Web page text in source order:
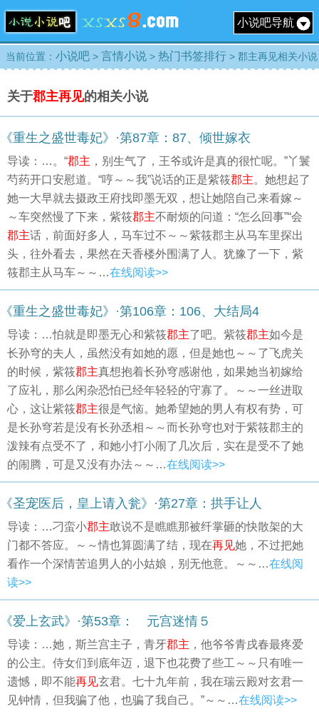
小说吧导航
当前位置： 小说吧 > 言情小说 > 热门书签排行 > 郡主再见相关小说
关于郡主再见的相关小说
《重生之盛世毒妃》·第87章：87、倾世嫁衣
导读：…。“郡主 ，别生气了，王爷或许是真的很忙呢。”丫鬟
芍药开口安慰道。“哼～～我”说话的正是紫筱郡主。她想起了
她一大早就去摄政王府找即墨无双，想让她陪自己来看嫁～
～车突然慢了下来，紫筱郡主不耐烦的问道：“怎么回事”“会
郡主话，前面好多人，马车过不～～紫筱郡主从马车里探出
头，往外看去，果然在天香楼外围满了人。犹豫了一下，紫
筱郡主从马车～～…在线阅读>>
《重生之盛世毒妃》·第106章：106、大结局4
导读：…怕就是即墨无心和紫筱郡主了吧。紫筱郡主如今是
长孙穹的夫人，虽然没有如她的愿，但是她也～～了飞虎关
的时候，紫筱郡主真想抱着长孙穹感谢他，如果她当初嫁给
了应礼，那么闲杂恐怕已经年轻轻的守寡了。～～一丝进取
心，这让紫筱郡主很是气恼。她希望她的男人有权有势，可
是长孙穹若是没有长孙丞相～～而长孙穹也对于紫筱郡主的
泼辣有点受不了，和她小打小闹了几次后，实在是受不了她
的闹腾，可是又没有办法～～…在线阅读>>
《圣宠医后，皇上请入瓮》·第27章：拱手让人
导读：…刁蛮小郡主敢说不是瞧瞧那被纤掌砸的快散架的大
门都不答应。～～情也算圆满了结，现在再见她，不过把她
看作一个深情苦追男人的小姑娘，别无他意。～～…在线阅
读>>
《爱上玄武》·第53章： 元宫迷情５
导读：…她，斯兰宫主子，青牙郡主 ，他爷爷青戌春最疼爱
的公主。侍女们到底年迈，退下也花费了些工～～只有唯一
遗憾，即不能再见玄君。七十九年前，我在瑞云殿对玄君一
见钟情，但我骗了他，也骗了我自己。”～～…在线阅读>>